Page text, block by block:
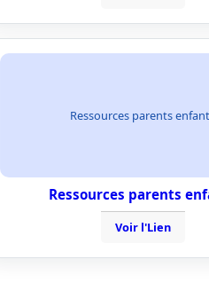
Ressources parents
Ressources parents
Voir l'Lien